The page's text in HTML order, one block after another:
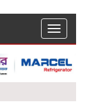
Toggle